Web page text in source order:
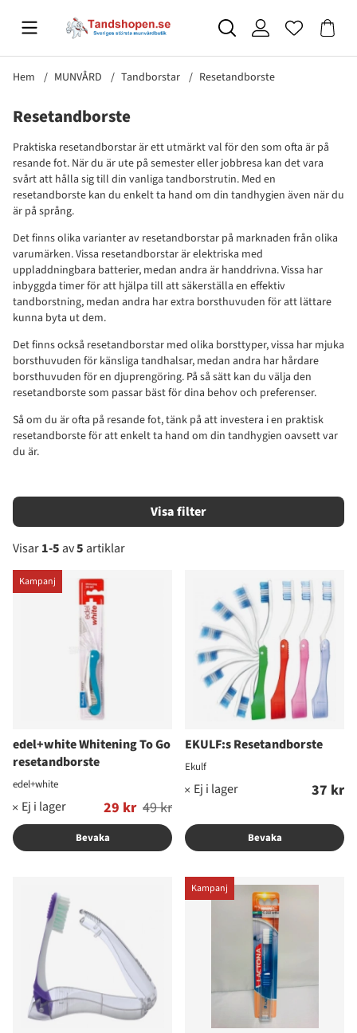
Hem MUNVÅRD Tandborstar Resetandborste
Resetandborste
Praktiska resetandborstar är ett utmärkt val för den som ofta är på
resande fot. När du är ute på semester eller jobbresa kan det vara
svårt att hålla sig till din vanliga tandborstrutin. Med en
resetandborste kan du enkelt ta hand om din tandhygien även när du
är på språng.
Det finns olika varianter av resetandborstar på marknaden från olika
varumärken. Vissa resetandborstar är elektriska med
uppladdningbara batterier, medan andra är handdrivna. Vissa har
inbyggda timer för att hjälpa till att säkerställa en effektiv
tandborstning, medan andra har extra borsthuvuden för att lättare
kunna byta ut dem.
Det finns också resetandborstar med olika borsttyper, vissa har mjuka
borsthuvuden för känsliga tandhalsar, medan andra har hårdare
borsthuvuden för en djuprengöring. På så sätt kan du välja den
resetandborste som passar bäst för dina behov och preferenser.
Så om du är ofta på resande fot, tänk på att investera i en praktisk
resetandborste för att enkelt ta hand om din tandhygien oavsett var
du är.
Filtrera
Visar1-5 av5 artiklar
Produkter
Kampanj
edel+white Whitening To Go
resetandborste
edel+white
29 kr
Ordinarie pris: 49 kr
Bevaka
EKULF:s Resetandborste
Ekulf
37 kr
Bevaka
Kampanj